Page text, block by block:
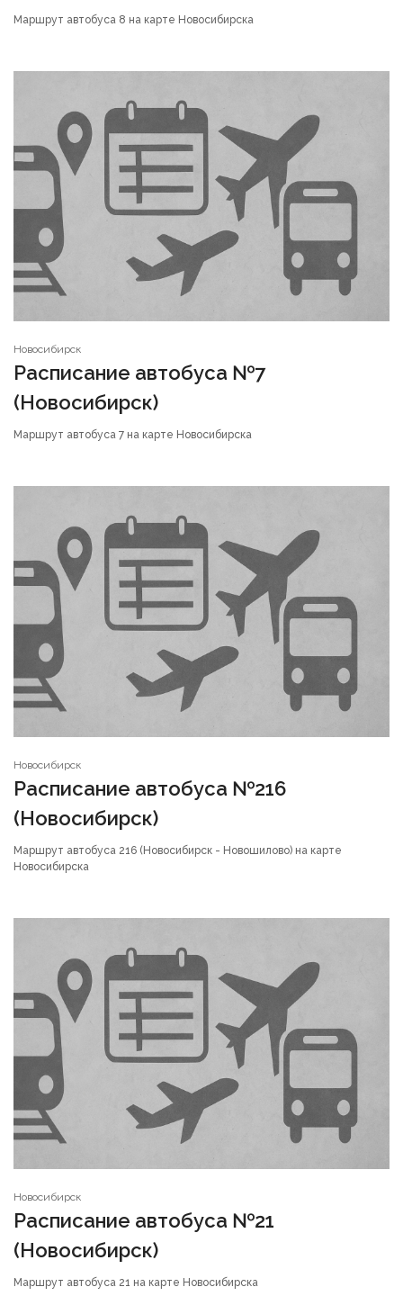
Маршрут автобуса 8 на карте Новосибирска
Новосибирск
Расписание автобуса №7
(Новосибирск)
Маршрут автобуса 7 на карте Новосибирска
Новосибирск
Расписание автобуса №216
(Новосибирск)
Маршрут автобуса 216 (Новосибирск - Новошилово) на карте
Новосибирска
Новосибирск
Расписание автобуса №21
(Новосибирск)
Маршрут автобуса 21 на карте Новосибирска